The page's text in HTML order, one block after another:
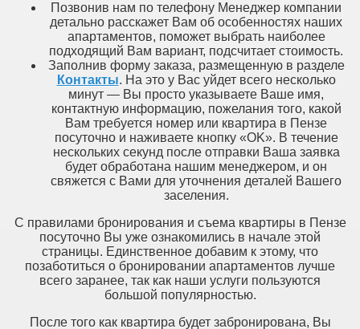
Позвонив нам по телефону Менеджер компании
детально расскажет Вам об особенностях наших
апартаментов, поможет выбрать наиболее
подходящий Вам вариант, подсчитает стоимость.
Заполнив форму заказа, размещенную в разделе
Контакты. На это у Вас уйдет всего несколько
минут — Вы просто указываете Ваше имя,
контактную информацию, пожелания того, какой
Вам требуется номер или квартира в Пензе
посуточно и наживаете кнопку «OK». В течение
нескольких секунд после отправки Ваша заявка
будет обработана нашим менеджером, и он
свяжется с Вами для уточнения деталей Вашего
заселения.
С правилами бронирования и съема квартиры в Пензе
посуточно Вы уже ознакомились в начале этой
страницы. Единственное добавим к этому, что
позаботиться о бронировании апартаментов лучше
всего заранее, так как наши услуги пользуются
большой популярностью.
После того как квартира будет забронирована, Вы